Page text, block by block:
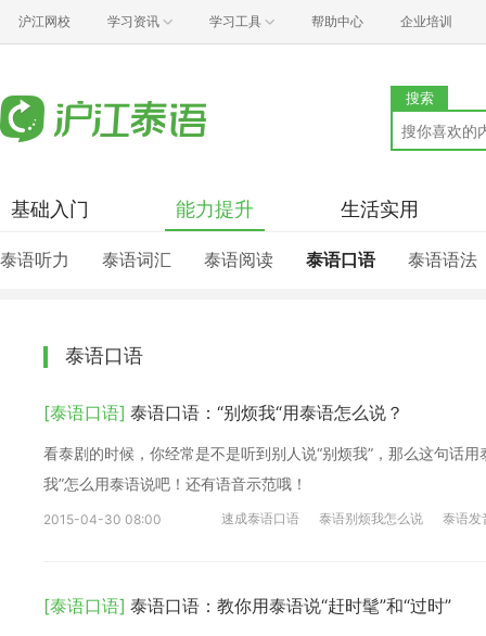
沪江网校 学习资讯 学习工具 帮助中心 企业培训
搜索
基础入门 能力提升 生活实用
泰语听力 泰语词汇 泰语阅读 泰语口语 泰语语法
泰语口语
[泰语口语] 泰语口语：“别烦我“用泰语怎么说？
看泰剧的时候，你经常是不是听到别人说“别烦我”，那么这句话
我”怎么用泰语说吧！还有语音示范哦！
2015-04-30 08:00 速成泰语口语 泰语别烦我怎么说 泰语发
[泰语口语] 泰语口语：教你用泰语说“赶时髦”和“过时”